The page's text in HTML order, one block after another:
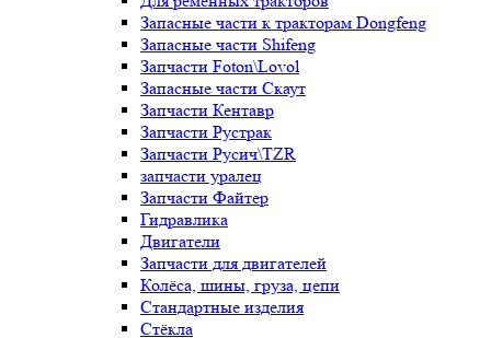
Запасные части к тракторам Dongfeng
Запасные части Shifeng
Запчасти Foton\Lovol
Запасные части Скаут
Запчасти Кентавр
Запчасти Рустрак
Запчасти Русич\TZR
запчасти уралец
Запчасти Файтер
Гидравлика
Двигатели
Запчасти для двигателей
Колёса, шины, груза, цепи
Стандартные изделия
Стёкла